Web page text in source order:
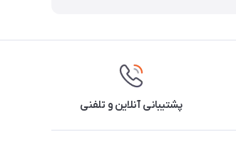
پشتیبانی آنلاین و تلفنی